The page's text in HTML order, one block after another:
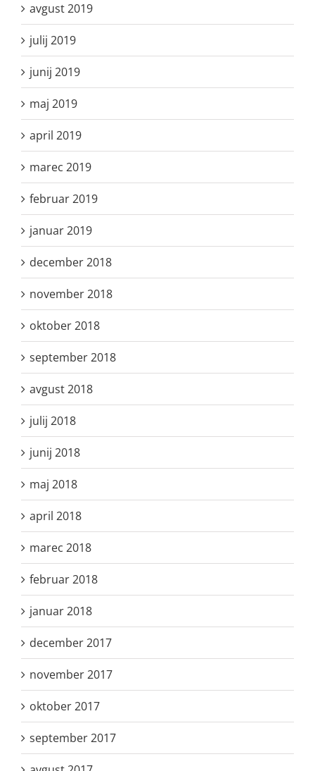
avgust 2019
julij 2019
junij 2019
maj 2019
april 2019
marec 2019
februar 2019
januar 2019
december 2018
november 2018
oktober 2018
september 2018
avgust 2018
julij 2018
junij 2018
maj 2018
april 2018
marec 2018
februar 2018
januar 2018
december 2017
november 2017
oktober 2017
september 2017